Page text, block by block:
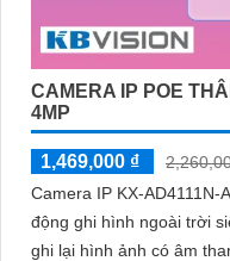
CAMERA IP POE
4MP
1,469,000 ₫
Camera IP KX-
động ghi hình ngoài trời
ghi lại hình ảnh có âm